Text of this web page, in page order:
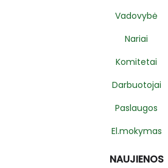
Vadovybė
Nariai
Komitetai
Darbuotojai
Paslaugos
El.mokymas
NAUJIENOS